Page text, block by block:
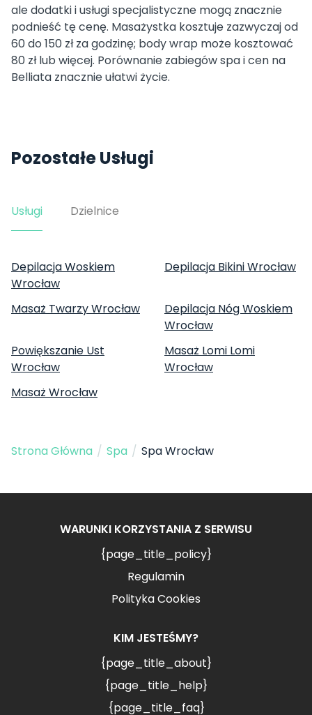
ale dodatki i usługi specjalistyczne mogą znacznie
podnieść tę cenę. Masażystka kosztuje zazwyczaj od
60 do 150 zł za godzinę; body wrap może kosztować
80 zł lub więcej. Porównanie zabiegów spa i cen na
Belliata znacznie ułatwi życie.
Pozostałe Usługi
Usługi Dzielnice
Depilacja Woskiem
Wrocław
Depilacja Bikini Wrocław
Masaż Twarzy Wrocław
Depilacja Nóg Woskiem
Wrocław
Powiększanie Ust
Wrocław
Masaż Lomi Lomi
Wrocław
Masaż Wrocław
Strona Główna / Spa / Spa Wrocław
WARUNKI KORZYSTANIA Z SERWISU
{page_title_policy}
Regulamin
Polityka Cookies
KIM JESTEŚMY?
{page_title_about}
{page_title_help}
{page_title_faq}